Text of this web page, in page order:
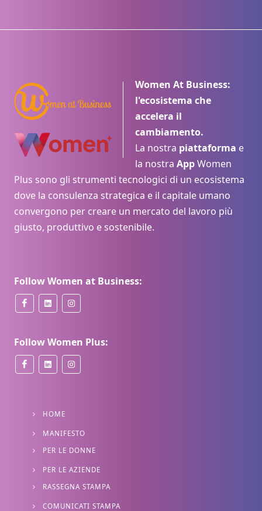
Women At Business:
l'ecosistema che
accelera il
cambiamento.
La nostra piattaforma e
la nostraAppWomen
Plus sono gli strumenti tecnologici di un ecosistema
dove la consulenza strategica e il capitale umano
convergono per creare un mercato del lavoro più
giusto, produttivo e sostenibile.
Follow Women at Business:
Follow Women Plus:
HOME
MANIFESTO
PER LE DONNE
PER LE AZIENDE
RASSEGNA STAMPA
COMUNICATI STAMPA